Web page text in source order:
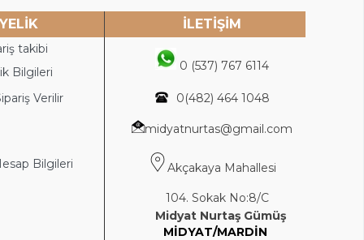
İLETİŞİM
takibi
0 (537) 767 6114
Bilgileri
Verilir
0(482) 464 1048
midyatnurtas@gmail.com
Bilgileri Akçakaya Mahallesi
104. Sokak No:8/C
Midyat Nurtaş Gümüş
MİDYAT/MARDİN